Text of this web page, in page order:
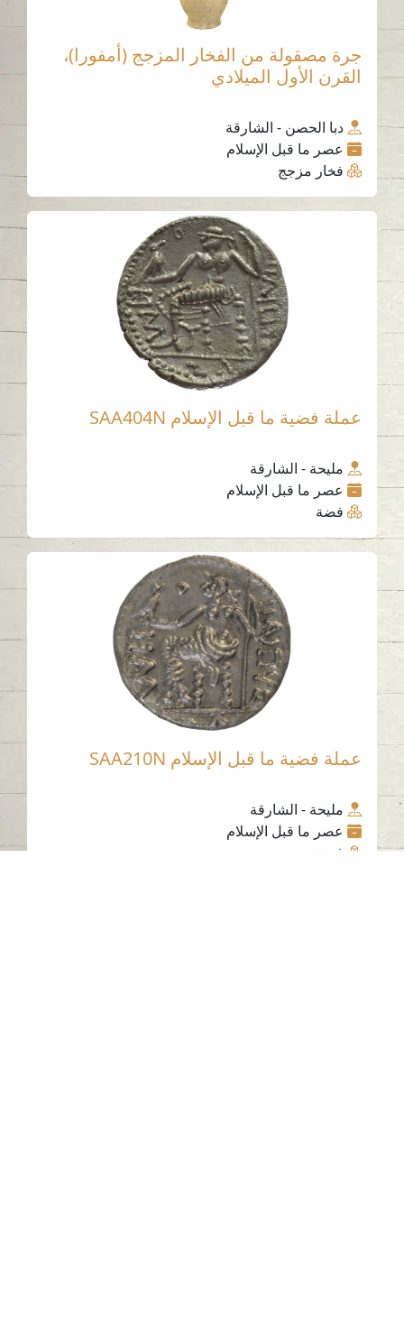
جرة مصقولة من الفخار المزجج (أمفورا)،
القرن الأول الميلادي
دبا الحصن - الشارقة
عصر ما قبل الإسلام
فخار مزجج
عملة فضية ما قبل الإسلام SAA404N
مليحة - الشارقة
عصر ما قبل الإسلام
فضة
عملة فضية ما قبل الإسلام SAA210N
مليحة - الشارقة
عصر ما قبل الإسلام
فضة